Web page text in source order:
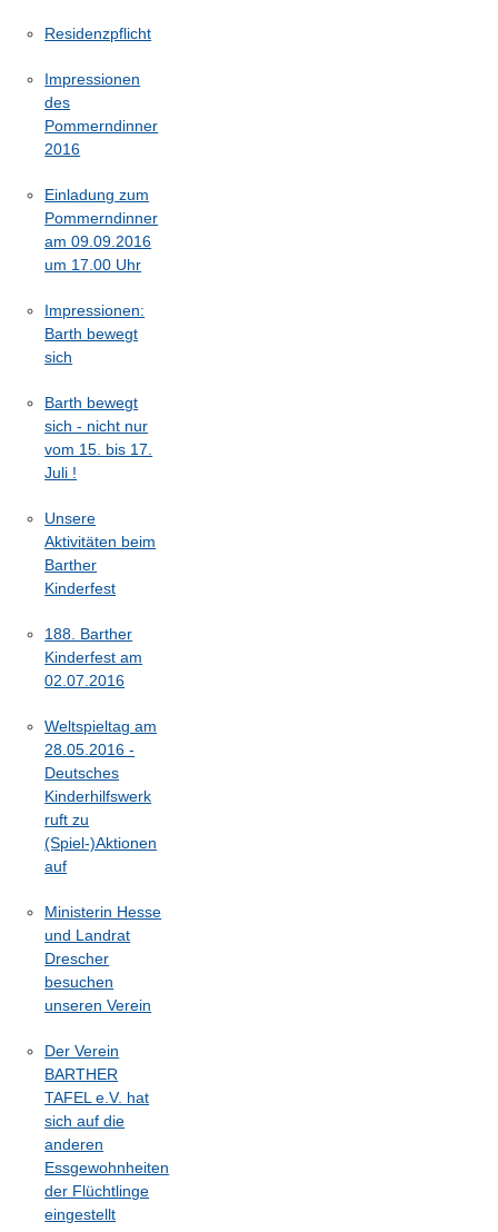
Residenzpflicht
Impressionen
des
Pommerndinner
2016
Einladung zum
Pommerndinner
am 09.09.2016
um 17.00 Uhr
Impressionen:
Barth bewegt
sich
Barth bewegt
sich - nicht nur
vom 15. bis 17.
Juli !
Unsere
Aktivitäten beim
Barther
Kinderfest
188. Barther
Kinderfest am
02.07.2016
Weltspieltag am
28.05.2016 -
Deutsches
Kinderhilfswerk
ruft zu
(Spiel-)Aktionen
auf
Ministerin Hesse
und Landrat
Drescher
besuchen
unseren Verein
Der Verein
BARTHER
TAFEL e.V. hat
sich auf die
anderen
Essgewohnheiten
der Flüchtlinge
eingestellt